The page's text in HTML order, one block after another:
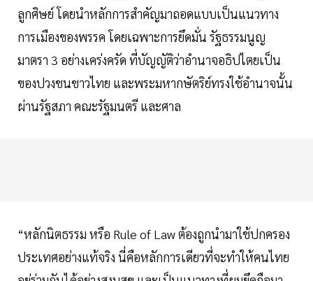
ลูกศิษย์ โดยนำหลักการสำคัญมาถอดแบบเป็นแนวทาง
การเมืองของพรรค โดยเฉพาะการยึดมั่น รัฐธรรมนูญ
มาตรา 3 อย่างเคร่งครัด ที่บัญญัติว่าอำนาจอธิปไตยเป็น
ของปวงชนชาวไทย และพระมหากษัตริย์ทรงใช้อำนาจนั้น
ผ่านรัฐสภา คณะรัฐมนตรี และศาล
“หลักนิตธรรม หรือ Rule of Law ต้องถูกนำมาใช้ปกครอง
ประเทศอย่างแท้จริง นี่คือหลักการเดียวที่จะทำให้คนไทย